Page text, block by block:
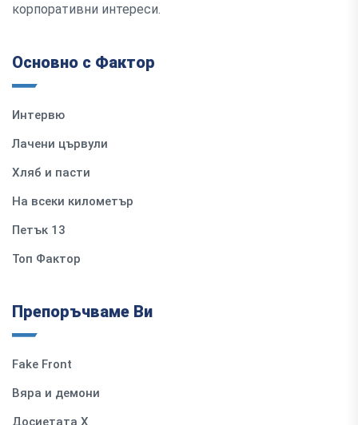
корпоративни интереси.
Основно с Фактор
Интервю
Лачени цървули
Хляб и пасти
На всеки километър
Петък 13
Топ Фактор
Препоръчваме Ви
Fake Front
Вяра и демони
Досиетата Х